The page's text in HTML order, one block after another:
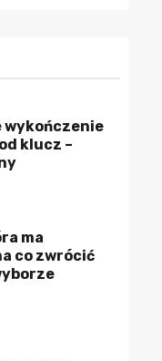
wykończenie
klucz –
ma
co zwrócić